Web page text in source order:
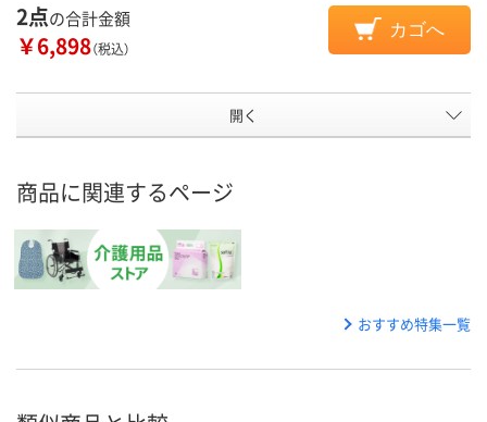
2点の合計金額
￥6,898（税込）
カゴへ
開く
商品に関連するページ
おすすめ特集一覧